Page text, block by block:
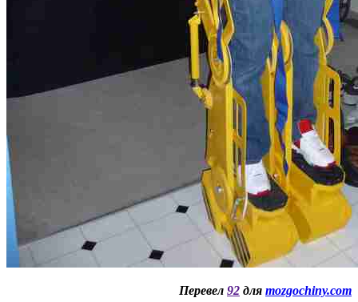
Перевел 92 для mozgochiny.com